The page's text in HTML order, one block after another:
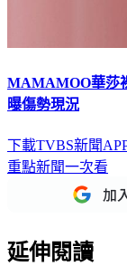
MAMAMOO華莎
曝傷勢現況
下載TVBS新聞
重點新聞一次看
延伸閱讀